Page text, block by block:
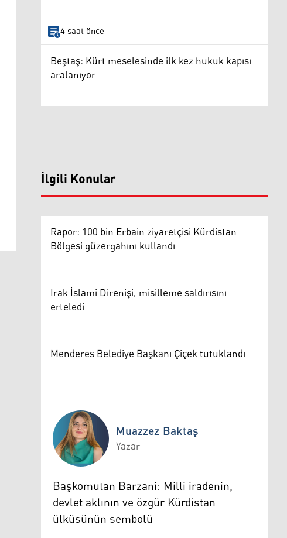
4 saat önce
Beştaş: Kürt meselesinde ilk kez hukuk kapısı
aralanıyor
İlgili Konular
Rapor: 100 bin Erbain ziyaretçisi Kürdistan
Bölgesi güzergahını kullandı
Irak İslami Direnişi, misilleme saldırısını
erteledi
Menderes Belediye Başkanı Çiçek tutuklandı
Muazzez Baktaş
Muazzez Baktaş
Yazar
Başkomutan Barzani: Milli iradenin,
devlet aklının ve özgür Kürdistan
ülküsünün sembolü